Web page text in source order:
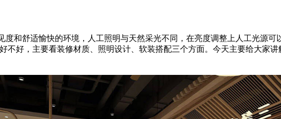
舒适愉快的环境，人工照明与天然采光不同，在亮度调整上人工光源可
不好，主要看装修材质、照明设计、软装搭配三个方面。今天主要给大家